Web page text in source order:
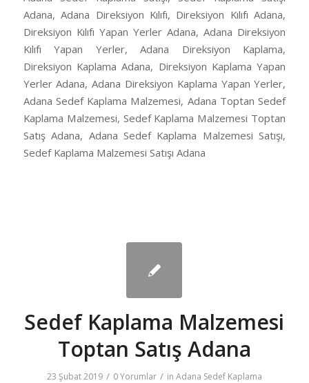
Adana, Adana Direksiyon Kılıfı, Direksiyon Kılıfı Adana,
Direksiyon Kılıfı Yapan Yerler Adana, Adana Direksiyon
Kılıfı Yapan Yerler, Adana Direksiyon Kaplama,
Direksiyon Kaplama Adana, Direksiyon Kaplama Yapan
Yerler Adana, Adana Direksiyon Kaplama Yapan Yerler,
Adana Sedef Kaplama Malzemesi, Adana Toptan Sedef
Kaplama Malzemesi, Sedef Kaplama Malzemesi Toptan
Satış Adana, Adana Sedef Kaplama Malzemesi Satışı,
Sedef Kaplama Malzemesi Satışı Adana
Sedef Kaplama Malzemesi
Toptan Satış Adana
23 Şubat 2019 / 0 Yorumlar / in Adana Sedef Kaplama